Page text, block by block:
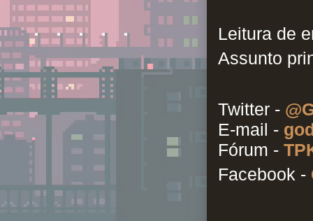
Leitura de
Assunto
Twitter -
E-mail -
Fórum -
Facebook -